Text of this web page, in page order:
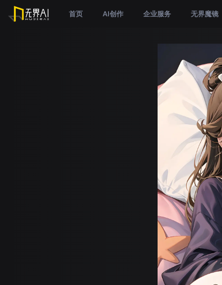
首页 AI创作 企业服务 无界魔镜